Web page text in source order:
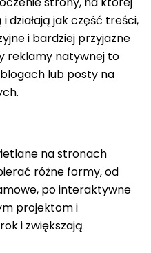
działają jak część treści,
i bardziej przyjazne
reklamy natywnej to
lub posty na
na stronach
różne formy, od
po interaktywne
projektom i
i zwiększają